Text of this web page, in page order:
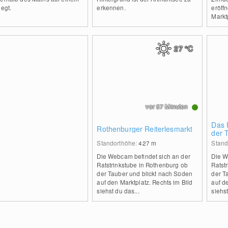
erkennen.
Rothenburger Reiterlesmarkt
Standorthöhe:427m
Die Webcam befindet sich an der
Ratstrinkstube in Rothenburg ob
der Tauber und blickt nach Süden
auf den Marktplatz. Rechts im Bild
siehst du das...
27°C
vor 57 Minuten
Das
der
Die
der
auf